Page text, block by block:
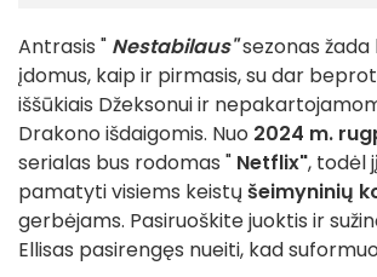
Antrasis " Nestabilaus"sezonas
įdomus, kaip ir pirmasis, su dar
iššūkiais Džeksonui ir
Drakono išdaigomis. Nuo 2024 m.
serialas bus rodomas " Netflix", todėl
pamatyti visiems keistų šeimyninių
gerbėjams. Pasiruoškite juoktis ir
Ellisas pasirengęs nueiti, kad